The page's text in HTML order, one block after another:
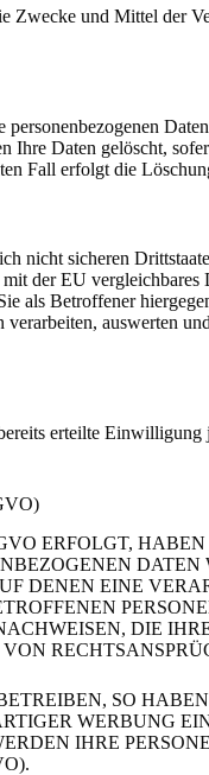
und Mittel der
Daten gelöscht,
Fall erfolgt die
nicht sicheren
der EU
als Betroffener
auswerten
erteilte
ERFOLGT,
DENEN EINE
DIE
SO
WERBUNG
IHRE